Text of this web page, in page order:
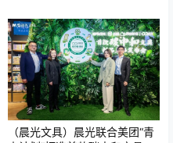
（晨光文具）晨光联合美团“青